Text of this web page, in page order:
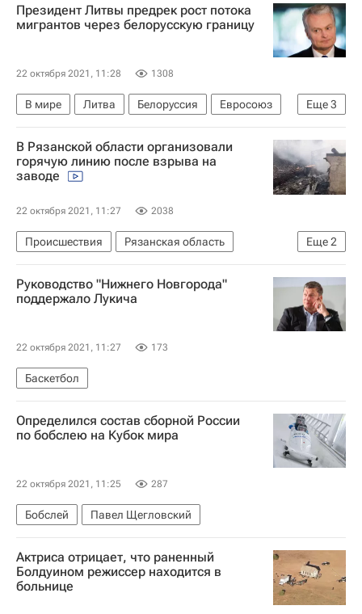
Здоровье - Общество
Коронавирус в России
Президент Литвы предрек рост потока
мигрантов через белорусскую границу
22 октября 2021, 11:28 1308
Еще3
В мире Литва Белоруссия
Евросоюз
Александр Лукашенко
Мигранты
Гитанас Науседа
В Рязанской области организовали
горячую линию после взрыва на
заводе
22 октября 2021, 11:27 2038
Еще2
Происшествия
Рязанская область
МЧС России (Министерство РФ по делам гражданской обороны, чрезвычайным ситуациям и ликвидации последствий стихийных бедствий)
Взрыв на территории рязанского завода
Руководство "Нижнего Новгорода"
поддержало Лукича
22 октября 2021, 11:27 173
Баскетбол
Определился состав сборной России
по бобслею на Кубок мира
22 октября 2021, 11:25 287
Бобслей Павел Щегловский
Актриса отрицает, что раненный
Болдуином режиссер находится в
больнице